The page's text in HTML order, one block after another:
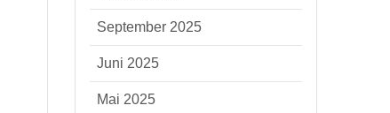
September 2025
Juni 2025
Mai 2025